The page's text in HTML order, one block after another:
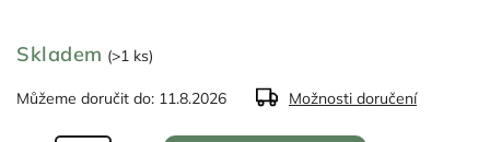
Skladem (>1 ks)
Můžeme doručit do: 11.8.2026 Možnosti doručení